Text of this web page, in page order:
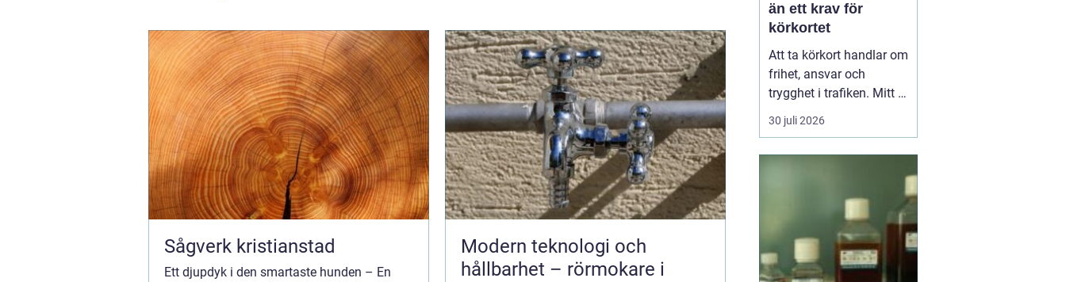
Sågverk kristianstad
Ett djupdyk i den smartaste hunden – En
Modern teknologi och
hållbarhet – rörmokare i
än ett krav för
körkortet
Att ta körkort handlar om
frihet, ansvar och
trygghet i trafiken. Mitt i
allt detta finns
riskutbildning, som
tanke: att ge blivande
förare en realistisk bild
av r...
30 juli 2026